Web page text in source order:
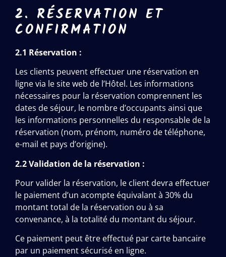
2. RÉSERVATION ET
CONFIRMATION
2.1 Réservation :
Les clients peuvent effectuer une réservation en
ligne via le site web de l’Hôtel. Les informations
nécessaires pour la réservation comprennent les
dates de séjour, le nombre d’occupants ainsi que
les informations personnelles du responsable de la
réservation (nom, prénom, numéro de téléphone,
e-mail et pays d’origine).
2.2 Validation de la réservation :
Pour valider la réservation, le client devra effectuer
le paiement d’un acompte équivalant à 30% du
montant total de la réservation ou à sa
convenance, à la totalité du montant du séjour.
Ce paiement peut être effectué par carte bancaire
par un paiement sécurisé en ligne.